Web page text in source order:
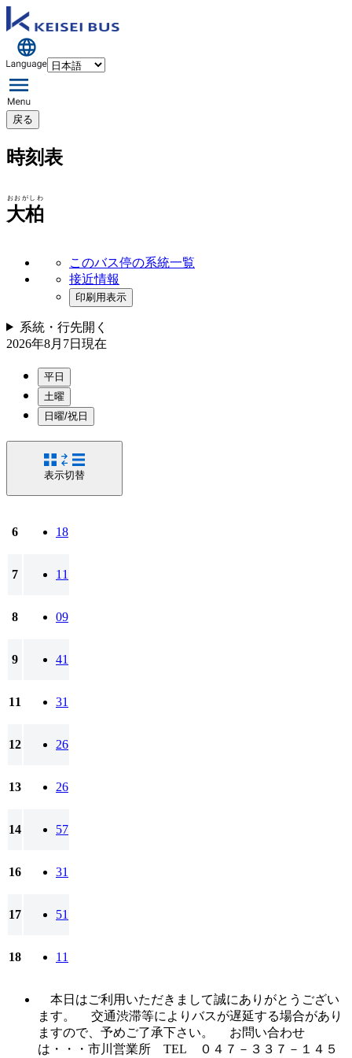
戻る
時刻表
大柏
おおがしわ
このバス停の系統一覧
接近情報
印刷用表示
系統・行先開く
2026年8月7日 現在
平日
土曜
日曜/祝日
表示切替
6 18
7 11
8 09
9 41
11 31
12 26
13 26
14 57
16 31
17 51
18 11
本日はご利用いただきまして誠にありがとうござい
ます。 交通渋滞等によりバスが遅延する場合があり
ますので、予めご了承下さい。 お問い合わせ
は・・・市川営業所 TEL ０４７－３３７－１４５